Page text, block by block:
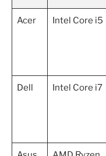
Acer Intel Core i5
Dell Intel Core i7